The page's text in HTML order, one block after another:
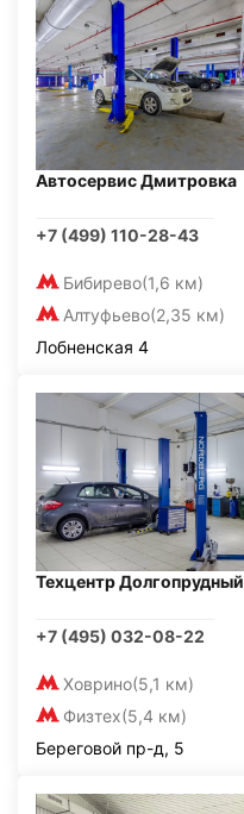
Автосервис Дмитровка
+7 (499) 110-28-43
Бибирево(1,6 км)
Алтуфьево(2,35 км)
Лобненская 4
Техцентр Долгопрудный
+7 (495) 032-08-22
Ховрино(5,1 км)
Физтех(5,4 км)
Береговой пр-д, 5